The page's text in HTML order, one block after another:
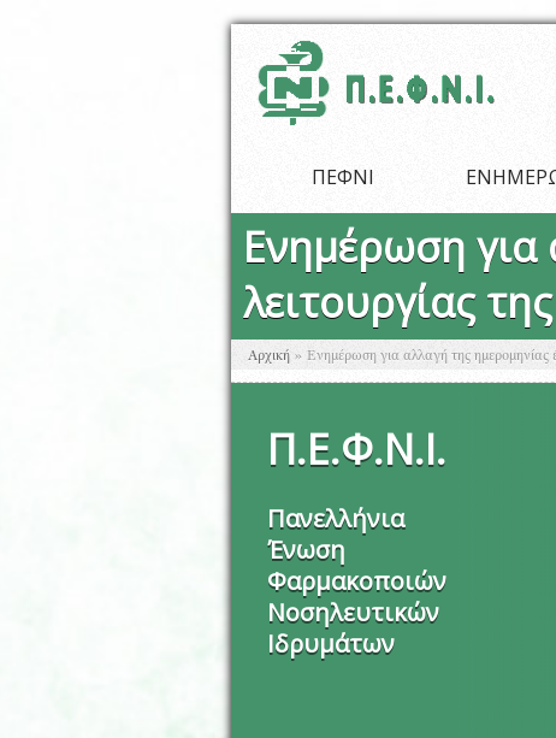
Παράκαμψη προς το κυρίως περιεχόμενο
ΠΕΦΝΙ
Ενημέρωση για
λειτουργίας
Είστε εδώ
Αρχική » Ενημέρωση για αλλαγή της
Π.Ε.Φ.Ν.Ι.
Πανελλήνια
Ένωση
Φαρμακοποιών
Νοσηλευτικών
Ιδρυμάτων